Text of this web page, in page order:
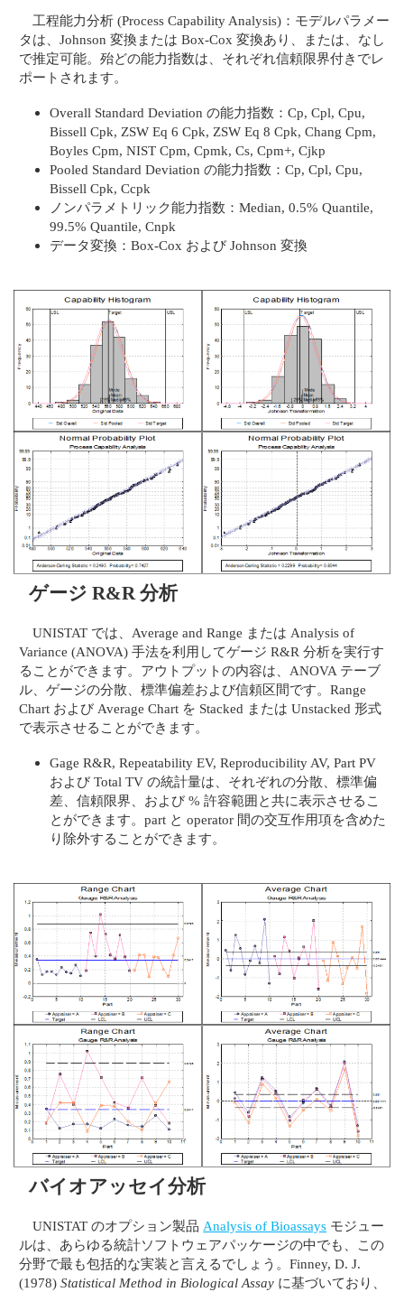
工程能力分析 (Process Capability Analysis)：モデルパラメー
タは、Johnson 変換または Box-Cox 変換あり、または、なし
で推定可能。殆どの能力指数は、それぞれ信頼限界付きでレ
ポートされます。
Overall Standard Deviation の能力指数：Cp, Cpl, Cpu,
Bissell Cpk, ZSW Eq 6 Cpk, ZSW Eq 8 Cpk, Chang Cpm,
Boyles Cpm, NIST Cpm, Cpmk, Cs, Cpm+, Cjkp
Pooled Standard Deviation の能力指数：Cp, Cpl, Cpu,
Bissell Cpk, Ccpk
ノンパラメトリック能力指数：Median, 0.5% Quantile,
99.5% Quantile, Cnpk
データ変換：Box-Cox および Johnson 変換
ゲージ R&R 分析
UNISTAT では、Average and Range または Analysis of
Variance (ANOVA) 手法を利用してゲージ R&R 分析を実行す
ることができます。アウトプットの内容は、ANOVA テーブ
ル、ゲージの分散、標準偏差および信頼区間です。Range
Chart および Average Chart を Stacked または Unstacked 形式
で表示させることができます。
Gage R&R, Repeatability EV, Reproducibility AV, Part PV
および Total TV の統計量は、それぞれの分散、標準偏
差、信頼限界、および % 許容範囲と共に表示させるこ
とができます。part と operator 間の交互作用項を含めた
り除外することができます。
バイオアッセイ分析
UNISTAT のオプション製品 Analysis of Bioassays モジュー
ルは、あらゆる統計ソフトウェアパッケージの中でも、この
分野で最も包括的な実装と言えるでしょう。Finney, D. J.
(1978)Statistical Method in Biological Assay に基づいており、